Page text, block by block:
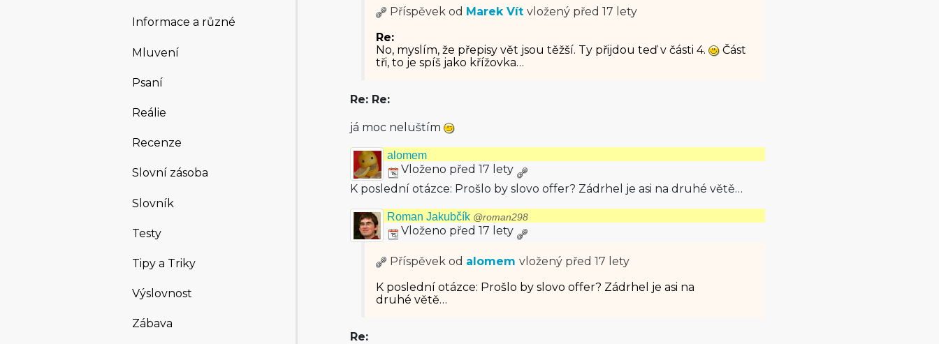
Informace a různé
Mluvení
Psaní
Reálie
Recenze
Slovní zásoba
Slovník
Testy
Tipy a Triky
Výslovnost
Zábava
Příspěvek od Marek Vít vložený před 17 lety
Re:
No, myslím, že přepisy vět jsou těžší. Ty přijdou teď v části 4.
Část
tři, to je spíš jako křížovka…
Re: Re:
já moc neluštím
alomem
Vloženo před 17 lety
K poslední otázce: Prošlo by slovo offer? Zádrhel je asi na druhé větě…
Roman Jakubčík @roman298
Vloženo před 17 lety
Příspěvek od alomem vložený před 17 lety
K poslední otázce: Prošlo by slovo offer? Zádrhel je asi na
druhé větě…
Re: